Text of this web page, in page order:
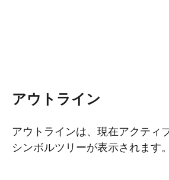
アウトライン
アウトラインは、現在アクティ
シンボルツリーが表示されます。